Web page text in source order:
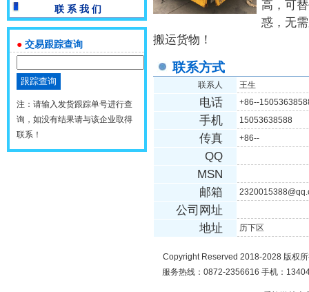
联 系 我 们
● 交易跟踪查询
注：请输入发货跟踪单号进行查
询，如没有结果请与该企业取得
联系！
高，可
惑，无
搬运货物！
联系方式
联系人 王生
电话 +86--
手机 15053638588
传真 +86--
QQ
MSN
邮箱
公司网址
地址
历下区
Copyright Reserved 2018-2028 版权
服务热线：0872-2356616 手机：